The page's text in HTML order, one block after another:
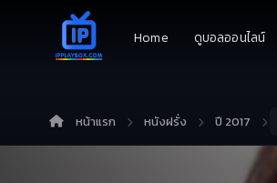
Home ดูบอลออนไลน์
หน้าแรก หนังฝรั่ง ปี 2017